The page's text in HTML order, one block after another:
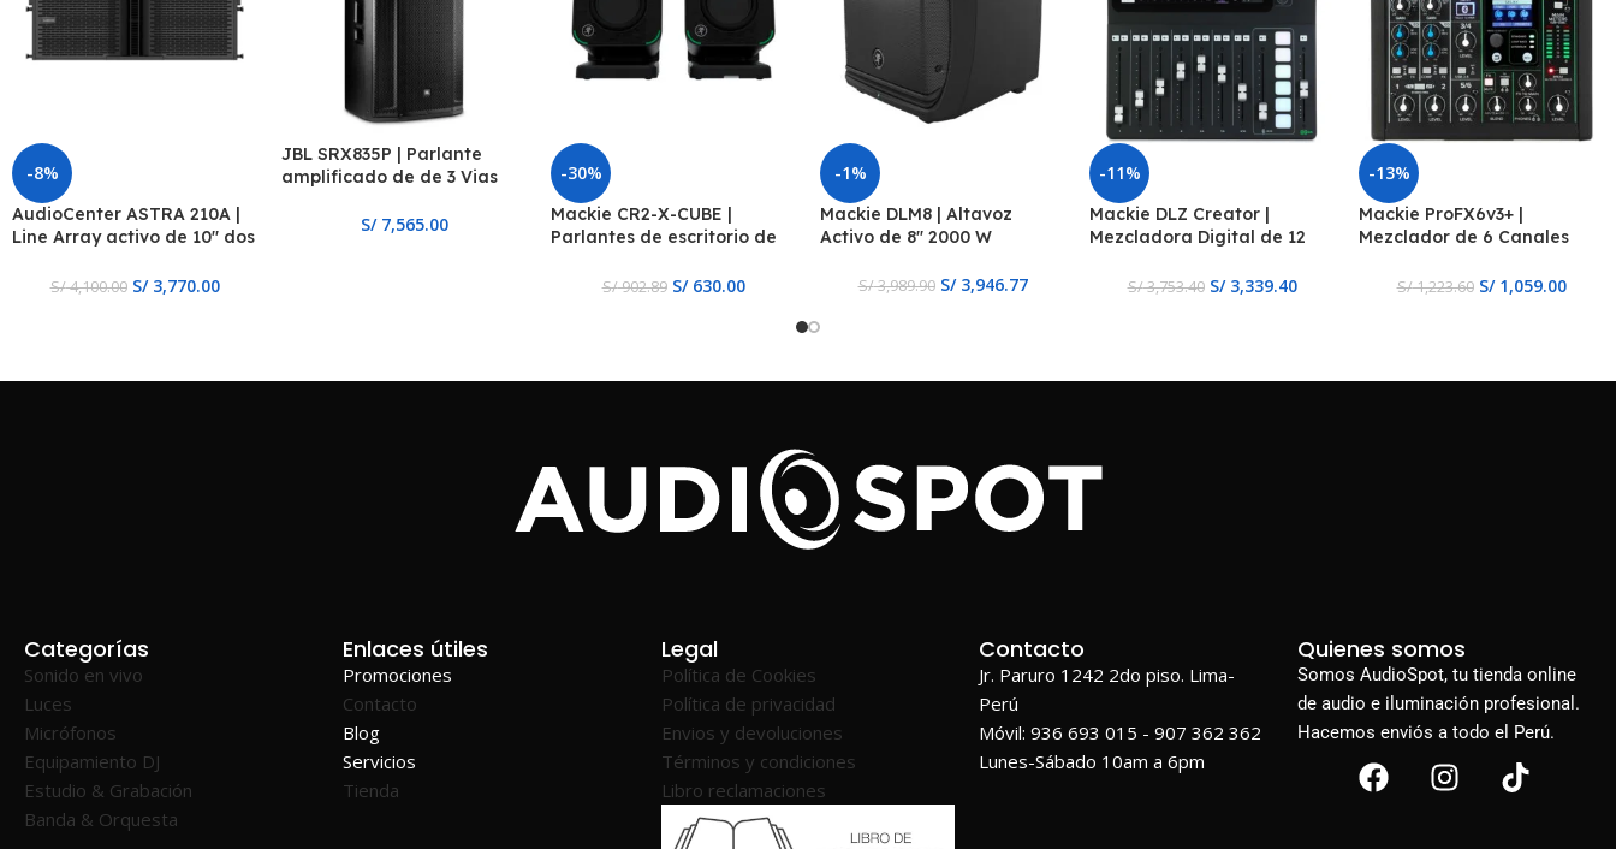
-8%
AudioCenter ASTRA 210A |
Line Array activo de 10″ dos
S/4,100.00 S/3,770.00
JBL SRX835P | Parlante
amplificado de de 3 Vias
S/7,565.00
-30%
Mackie CR2-X-CUBE |
Parlantes de escritorio de
S/902.89 S/630.00
-1%
Mackie DLM8 | Altavoz
Activo de 8″ 2000 W
S/3,989.90 S/3,946.77
-11%
Mackie DLZ Creator |
Mezcladora Digital de 12
S/3,753.40 S/3,339.40
-13%
Mackie ProFX6v3+ |
Mezclador de 6 Canales
S/1,223.60 S/1,059.00
Categorías
Sonido en vivo
Luces
Micrófonos
Equipamiento DJ
Estudio & Grabación
Banda & Orquesta
Enlaces útiles
Promociones
Contacto
Blog
Servicios
Tienda
Legal
Política de Cookies
Política de privacidad
Envios y devoluciones
Términos y condiciones
Libro reclamaciones
Contacto
Jr. Paruro 1242 2do piso. Lima-
Perú
Móvil: 936 693 015 - 907 362 362
Lunes-Sábado 10am a 6pm
Quienes somos
Somos AudioSpot, tu tienda online
de audio e iluminación profesional.
Hacemos enviós a todo el Perú.